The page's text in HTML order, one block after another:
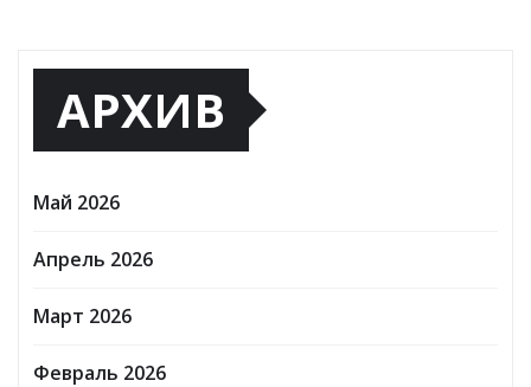
АРХИВ
Май 2026
Апрель 2026
Март 2026
Февраль 2026